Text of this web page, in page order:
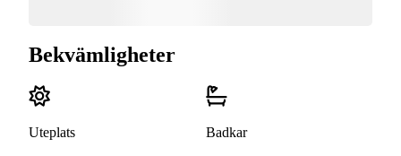
Bekvämligheter
Uteplats Badkar